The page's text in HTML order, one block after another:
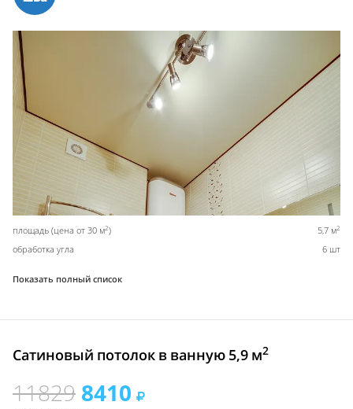
площадь (цена от 30 м2) 5,7 м2
обработка угла 6 шт
Показать полный список
Сатиновый потолок в ванную 5,9 м2
11829 8410